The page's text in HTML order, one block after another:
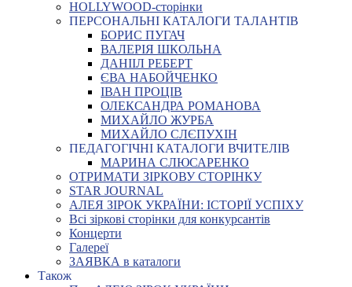
HOLLYWOOD-сторінки
ПЕРСОНАЛЬНІ КАТАЛОГИ ТАЛАНТІВ
БОРИС ПУГАЧ
ВАЛЕРІЯ ШКОЛЬНА
ДАНІІЛ РЕБЕРТ
ЄВА НАБОЙЧЕНКО
ІВАН ПРОЦІВ
ОЛЕКСАНДРА РОМАНОВА
МИХАЙЛО ЖУРБА
МИХАЙЛО СЛЄПУХІН
ПЕДАГОГІЧНІ КАТАЛОГИ ВЧИТЕЛІВ
МАРИНА СЛЮСАРЕНКО
ОТРИМАТИ ЗІРКОВУ СТОРІНКУ
STAR JOURNAL
АЛЕЯ ЗІРОК УКРАЇНИ: ІСТОРІЇ УСПІХУ
Всі зіркові сторінки для конкурсантів
Концерти
Галереї
ЗАЯВКА в каталоги
Також